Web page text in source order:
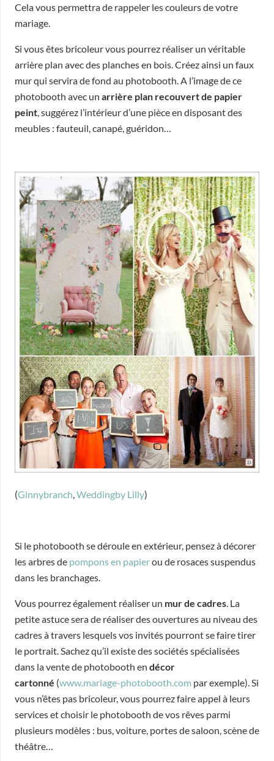
Cela vous permettra de rappeler les couleurs de votre
mariage.
Si vous êtes bricoleur vous pourrez réaliser un véritable
arrière plan avec des planches en bois. Créez ainsi un faux
mur qui servira de fond au photobooth. A l’image de ce
photobooth avec un arrière plan recouvert de papier
peint , suggérez l’intérieur d’une pièce en disposant des
meubles : fauteuil, canapé, guéridon…
(Ginnybranch,Weddingby Lilly)
Si le photobooth se déroule en extérieur, pensez à décorer
les arbres de pompons en papierou de rosaces suspendus
dans les branchages.
Vous pourrez également réaliser un mur de cadres. La
petite astuce sera de réaliser des ouvertures au niveau des
cadres à travers lesquels vos invités pourront se faire tirer
le portrait. Sachez qu’il existe des sociétés spécialisées
dans la vente de photobooth en décor
cartonné (www.mariage-photobooth.com par exemple). Si
vous n’êtes pas bricoleur, vous pourrez faire appel à leurs
services et choisir le photobooth de vos rêves parmi
plusieurs modèles : bus, voiture, portes de saloon, scène de
théâtre…